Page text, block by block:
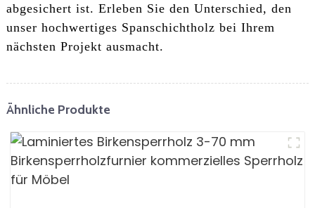
abgesichert ist. Erleben Sie den Unterschied, den
unser hochwertiges Spanschichtholz bei Ihrem
nächsten Projekt ausmacht.
Ähnliche Produkte